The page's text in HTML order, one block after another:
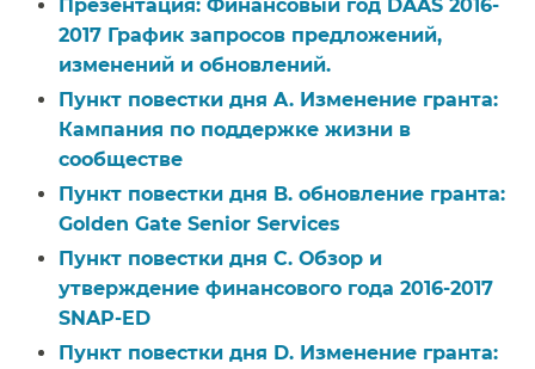
Презентация: Финансовый год DAAS 2016-
2017 График запросов предложений,
изменений и обновлений.​​
Пункт повестки дня A. Изменение гранта:
Кампания по поддержке жизни в
сообществе​​
Пункт повестки дня B. обновление гранта:
Golden Gate Senior Services​​
Пункт повестки дня C. Обзор и
утверждение финансового года 2016-2017
SNAP-ED​​
Пункт повестки дня D. Изменение гранта: